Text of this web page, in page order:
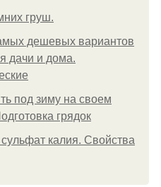
груш.
дешевых вариантов
дачи и дома.
под зиму на своем
грядок
сульфат калия. Свойства